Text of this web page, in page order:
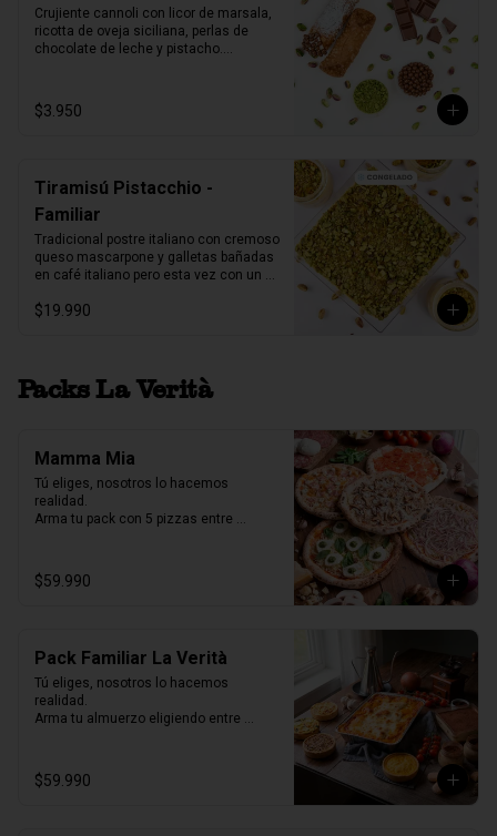
Crujiente cannoli con licor de marsala,
ricotta de oveja siciliana, perlas de
chocolate de leche y pistacho.
$3.950
Tiramisú Pistacchio -
Familiar
Tradicional postre italiano con cremoso
queso mascarpone y galletas bañadas
en café italiano pero esta vez con un
Fuente acrilico, 6-8 porc.
$19.990
Packs La Verità
Mamma Mia
Tú eliges, nosotros lo hacemos
realidad.
Arma tu pack con 5 pizzas entre
Selladas al vacío, listas para horno o
parrilla… como recién hechas.
$59.990
Pack Familiar La Verità
Tú eliges, nosotros lo hacemos
realidad.
Arma tu almuerzo eligiendo entre
vendidas y un tiramisú familiar para
cerrar.
$59.990